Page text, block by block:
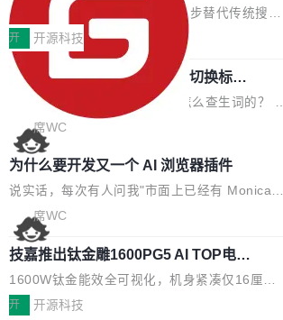
判分功能 03. 添加协作管理员支持树形结构选择
体验优化与修复 •页面与体验优化 优化工作台首
页 UI 展示效果，提升页面使用体验。 优化防切
屏提醒规则，调整为每次切屏均触发提示，提升
考试规范性。 优化登录状...
盘、审批流程设置、办公审批、工作计划、工作
汇报、工作日志、日常办公、财务管理、客户管
理、合同管理、项目管理、任务管理等功能模
块。系统简约，易于功能扩展，方便二次开发，
可以用来做日常 OA，CRM，ERP，业务管理等
系统。 勾股OA6.0.2版本主要是对勾股OA 6第
一个大版本发布的部分功能细节优化和bug问题
修复的版本，具体更新日志如下： 1、补全新版
本的各个审批类型的审批单导出 2、优化各个审
EO公司推荐
当DeepSeek、豆包等大模型逐步替代传统搜索
成为用户获取信息的主要入口,品牌竞争的逻辑变
了:不再是争抢关键词排名,而是想办法进入AI脱
口而出的那个答案。"GEO公司推荐"这个搜索词
背后,折射的是企业面对新兴服务赛道时的集体困
惑——该信谁、看什么、怎么选。 据易观分析
《中国GEO市场产业图谱》数据,2026年中国GE
O行业规模预计达942亿元,同比增长169.7%。G
artner同期预测,传统搜索引擎访问量年内将下滑
25%,AI载体流量占比突破40%;埃森哲2025年中
国消费者调研则指出,37%的用户在有明确购买需
求时倾向于先问AI。几组数据指向一致:GEO已
从营销"加分项"变成品牌在AI时...
开 开源科技
任意网页划词 AI 问答：不用切换标签页
的效率秘诀
看英文技术文档的时候，你是怎么查生词的？ 我
猜大多数人的流程是：选中单词 → Ctrl+C → 切
到翻译标签页 → Ctrl+V → 看翻译 → 切回原
文。遇到不懂的代码片段，再切到 ChatGPT 问
一下。来回切换几次，思路早断了。 今天介绍的
开源 Chrome 扩展 AI Helper，有一个划词浮动
工具栏功能，能让你在任意网页选中文本就直接
用 AI，完全不用切换标签页。 划词工具栏是什
么 安装 AI Helper 后，在任意网页选中文本，选
区旁边会自动浮现一个工具栏： 工具 功能 典型
席WC
为什么要开发又一个 AI 浏览器插件
说实话，每次有人问我"市面上已经有 Monica、
Sider、Copilot for Chrome 这些 AI 浏览器插件
了，你为什么还要再做一个"，我都觉得这个问题
问得好。 因为我自己也是从用户变成开发者的。
现有产品的天花板 我用过不少 AI 浏览器插件。
刚开始觉得都挺好——选中一段文字，弹出解
席WC
技嘉推出钛金雕1600PG5 AI TOP电
源：为发烧级主机与本地AI算力打造旗
舰供电方案
1600W钛金能效全可视化，机身紧凑仅16厘米
继2026台北电脑展首度亮相后，技嘉科技近日正
开 开源科技